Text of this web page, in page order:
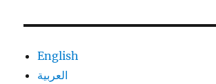
English
العربية